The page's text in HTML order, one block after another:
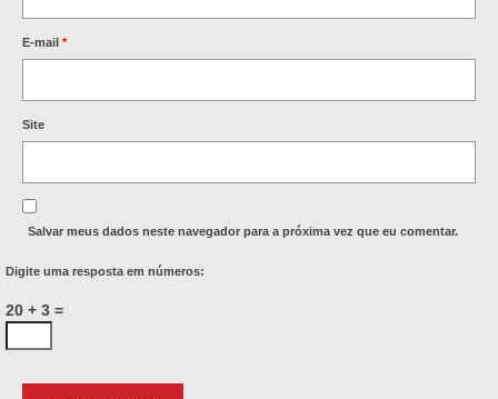
E-mail *
Site
Salvar meus dados neste navegador para a próxima vez que eu comentar.
Digite uma resposta em números:
20 + 3 =